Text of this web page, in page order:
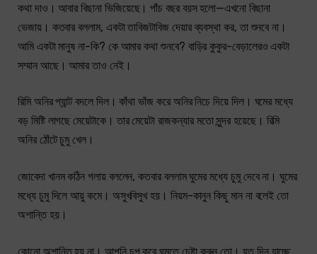
কথা দাও। আবার বিছানা ভিজিয়েছে। পাঁচ বছর বয়স হলো—এখনো বিছানা
ভেজায়। কতবার বললাম, একটা তাবিজটাবিজ দেয়ার ব্যবস্থা কর, তা শুনবে না।
আমি একটা মানুষ না-কি? কে আমার কথা শুনবে? বাড়ির কুকুর-বেড়ালেরও একটা
সম্মান আছে। আমার তাও নেই।
রিমি অনির প্যান্ট বদলে দিল। কাঁথা ভাঁজ করে অনির নিচে দিয়ে দিল। ঘমের মধ্যে
বড় মিষ্টি লাগছে মেয়েটাকে। তার মেয়েটা রাজকন্যার মতো সুন্দর হয়েছে। রিমি
অনির ঠোঁটে চুমু খেল।
জোবেদা খানম কঠিন গলায় বললেন, কতবার বললাম ঘুমের মধ্যে চুমু দেবে না। ঘুমের
মধ্যে চুমু দিলে আয়ু কমে। অসুখবিসুখ হয়। নিয়ম-কানুন কিছু মান না বলেই তো
অশান্তি হয়।